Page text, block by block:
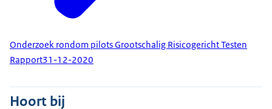
Onderzoek rondom pilots Grootschalig Risicogericht Testen
Rapport31-12-2020
Hoort bij